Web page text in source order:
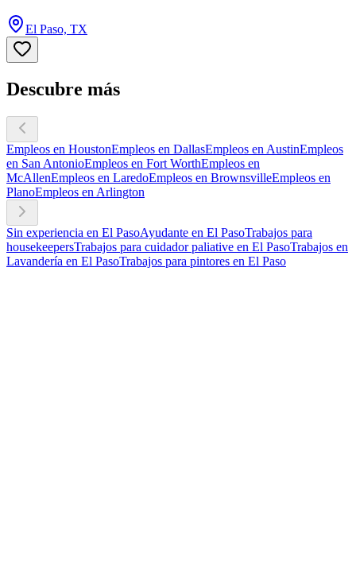
El Paso, TX
Descubre más
Empleos en HoustonEmpleos en DallasEmpleos en AustinEmpleos
en San AntonioEmpleos en Fort WorthEmpleos en
McAllenEmpleos en LaredoEmpleos en BrownsvilleEmpleos en
PlanoEmpleos en Arlington
Sin experiencia en El PasoAyudante en El PasoTrabajos para
housekeepersTrabajos para cuidador paliative en El PasoTrabajos en
Lavandería en El PasoTrabajos para pintores en El Paso